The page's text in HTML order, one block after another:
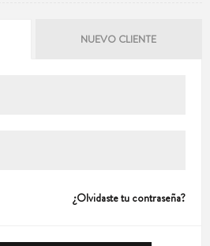
NUEVO CLIENTE
¿Olvidaste tu contraseña?